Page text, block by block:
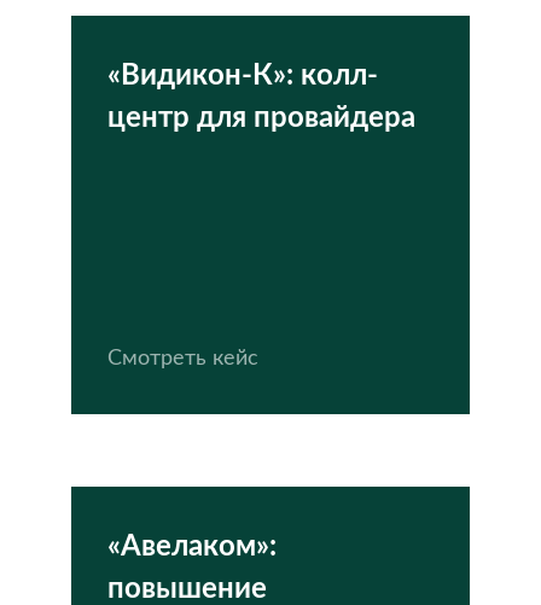
«Видикон-К»: колл-
центр для провайдера
Смотреть кейс
«Авелаком»:
повышение